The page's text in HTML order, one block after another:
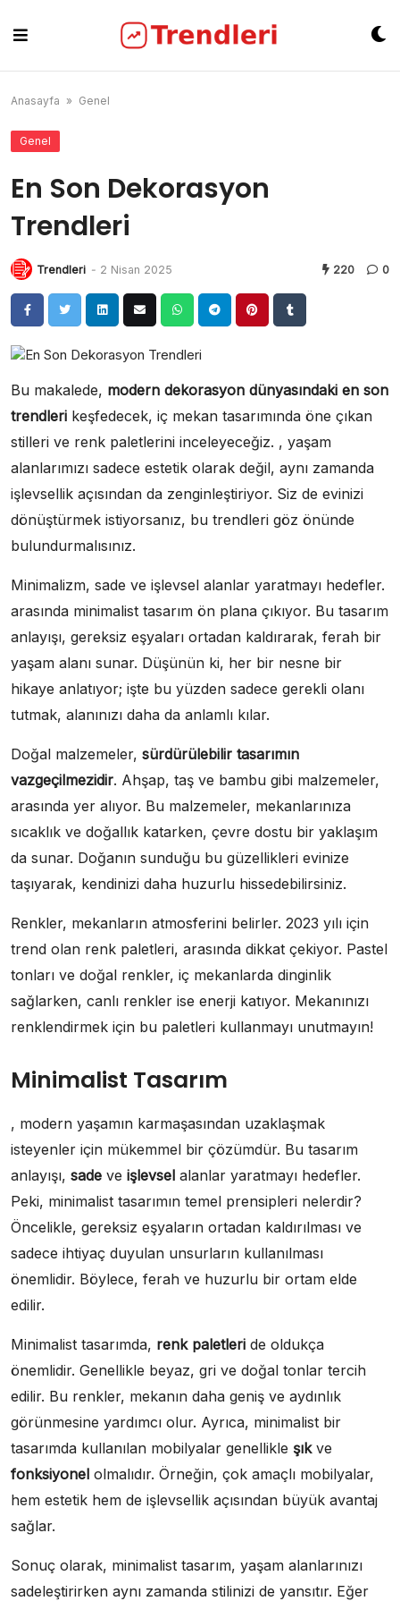
content
Anasayfa » Genel
Genel
En Son Dekorasyon
Trendleri
Trendleri - 2 Nisan 2025 220 0
Bu makalede, modern dekorasyon dünyasındaki en son
trendleri keşfedecek, iç mekan tasarımında öne çıkan
stilleri ve renk paletlerini inceleyeceğiz. , yaşam
alanlarımızı sadece estetik olarak değil, aynı zamanda
işlevsellik açısından da zenginleştiriyor. Siz de evinizi
dönüştürmek istiyorsanız, bu trendleri göz önünde
bulundurmalısınız.
Minimalizm, sade ve işlevsel alanlar yaratmayı hedefler.
arasında minimalist tasarım ön plana çıkıyor. Bu tasarım
anlayışı, gereksiz eşyaları ortadan kaldırarak, ferah bir
yaşam alanı sunar. Düşünün ki, her bir nesne bir
hikaye anlatıyor; işte bu yüzden sadece gerekli olanı
tutmak, alanınızı daha da anlamlı kılar.
Doğal malzemeler, sürdürülebilir tasarımın
vazgeçilmezidir. Ahşap, taş ve bambu gibi malzemeler,
arasında yer alıyor. Bu malzemeler, mekanlarınıza
sıcaklık ve doğallık katarken, çevre dostu bir yaklaşım
da sunar. Doğanın sunduğu bu güzellikleri evinize
taşıyarak, kendinizi daha huzurlu hissedebilirsiniz.
Renkler, mekanların atmosferini belirler. 2023 yılı için
trend olan renk paletleri, arasında dikkat çekiyor. Pastel
tonları ve doğal renkler, iç mekanlarda dinginlik
sağlarken, canlı renkler ise enerji katıyor. Mekanınızı
renklendirmek için bu paletleri kullanmayı unutmayın!
Minimalist Tasarım
, modern yaşamın karmaşasından uzaklaşmak
isteyenler için mükemmel bir çözümdür. Bu tasarım
anlayışı, sade ve işlevsel alanlar yaratmayı hedefler.
Peki, minimalist tasarımın temel prensipleri nelerdir?
Öncelikle, gereksiz eşyaların ortadan kaldırılması ve
sadece ihtiyaç duyulan unsurların kullanılması
önemlidir. Böylece, ferah ve huzurlu bir ortam elde
edilir.
Minimalist tasarımda, renk paletleri de oldukça
önemlidir. Genellikle beyaz, gri ve doğal tonlar tercih
edilir. Bu renkler, mekanın daha geniş ve aydınlık
görünmesine yardımcı olur. Ayrıca, minimalist bir
tasarımda kullanılan mobilyalar genellikle şıkve
fonksiyonel olmalıdır. Örneğin, çok amaçlı mobilyalar,
hem estetik hem de işlevsellik açısından büyük avantaj
sağlar.
Sonuç olarak, minimalist tasarım, yaşam alanlarınızı
sadeleştirirken aynı zamanda stilinizi de yansıtır. Eğer